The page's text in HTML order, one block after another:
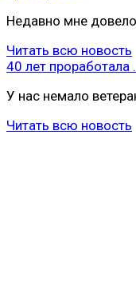
Недавно мне
Читать всю новость
40 лет проработала
У нас немало
Читать всю новость